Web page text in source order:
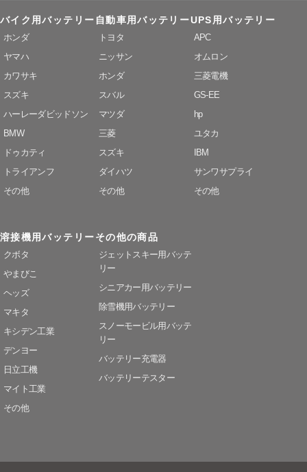
バイク用バッテリー
ホンダ
ヤマハ
カワサキ
スズキ
ハーレーダビッドソン
BMW
ドゥカティ
トライアンフ
その他
自動車用バッテリー
トヨタ
ニッサン
ホンダ
スバル
マツダ
三菱
スズキ
ダイハツ
その他
UPS用バッテリー
APC
オムロン
三菱電機
GS-EE
hp
ユタカ
IBM
サンワサプライ
その他
溶接機用バッテリー
クボタ
やまびこ
ヘッズ
マキタ
キシデン工業
デンヨー
日立工機
マイト工業
その他
その他の商品
ジェットスキー用バッテ
リー
シニアカー用バッテリー
除雪機用バッテリー
スノーモービル用バッテ
リー
バッテリー充電器
バッテリーテスター